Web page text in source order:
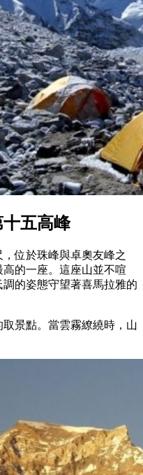
五高峰
位於珠峰與卓奧友峰之
的一座。這座山並不喧
的姿態守望著喜馬拉雅的
景點。當雲霧繚繞時，山